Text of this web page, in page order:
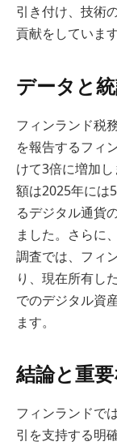
引き付け、技術
貢献をしています
データと
フィンランド税
を報告するフィ
けて3倍に増加
額は2025年には
るデジタル通貨
ました。さらに
調査では、フィ
り、現在所有し
でのデジタル資
ます。
結論と重
フィンランドで
引を支持する明